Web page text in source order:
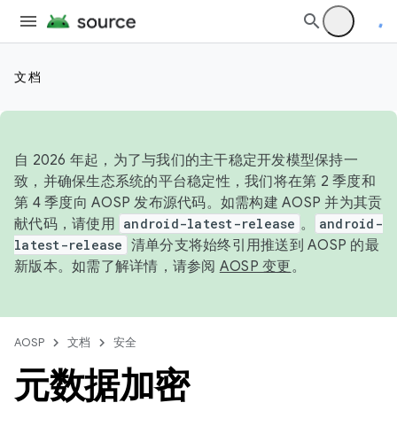
文档
自 2026 年起，为了与我们的主干稳定开发模型保持一
致，并确保生态系统的平台稳定性，我们将在第 2 季度和
第 4 季度向 AOSP 发布源代码。如需构建 AOSP 并为其贡
献代码，请使用 android-latest-release 。
android-
latest-release 清单分支将始终引用推送到 AOSP 的最
新版本。如需了解详情，请参阅 AOSP 变更。
AOSP 文档 安全
元数据加密